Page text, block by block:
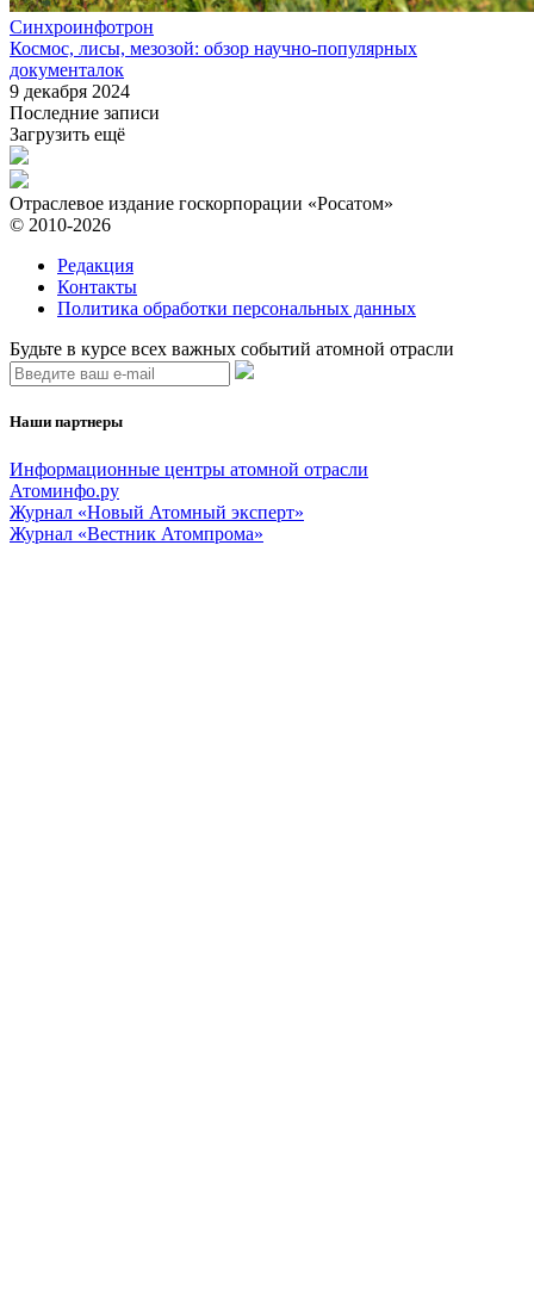
Синхроинфотрон
Космос, лисы, мезозой: обзор научно-популярных
документалок
9 декабря 2024
Последние записи
Загрузить ещё
Отраслевое издание госкорпорации «Росатом»
© 2010-2026
Редакция
Контакты
Политика обработки персональных данных
Будьте в курсе всех важных событий атомной отрасли
Наши партнеры
Информационные центры атомной отрасли
Атоминфо.ру
Журнал «Новый Атомный эксперт»
Журнал «Вестник Атомпрома»